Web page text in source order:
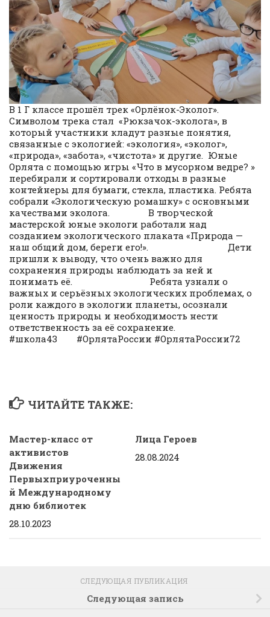
В 1 Г классе прошёл трек «Орлёнок-Эколог».
Символом трека стал «Рюкзачок-эколога», в
который участники кладут разные понятия,
связанные с экологией: «экология», «эколог»,
«природа», «забота», «чистота» и другие. Юные
Орлята с помощью игры «Что в мусорном ведре? »
перебирали и сортировали отходы в разные
контейнеры для бумаги, стекла, пластика. Ребята
собрали «Экологическую ромашку» с основными
качествами эколога. В творческой
мастерской юные экологи работали над
созданием экологического плаката «Природа —
наш общий дом, береги его!». Дети
пришли к выводу, что очень важно для
сохранения природы наблюдать за ней и
понимать её. Ребята узнали о
важных и серьёзных экологических проблемах, о
роли каждого в экологии планеты, осознали
ценность природы и необходимость нести
ответственность за её сохранение.
#школа43 #ОрлятаРоссии #ОрлятаРоссии72
ЧИТАЙТЕ ТАКЖЕ:
Мастер-класс от
активистов
Движения
Первыхприуроченны
й Международному
дню библиотек
28.10.2023
Лица Героев
28.08.2024
СЛЕДУЮЩАЯ ПУБЛИКАЦИЯ
Следующая запись